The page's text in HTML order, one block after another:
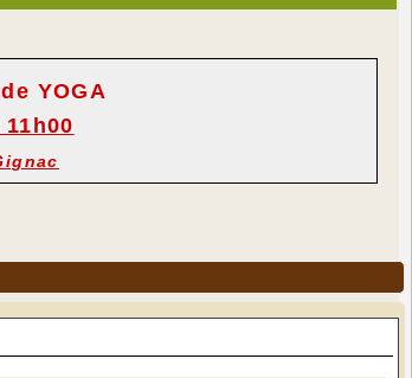
YOGA